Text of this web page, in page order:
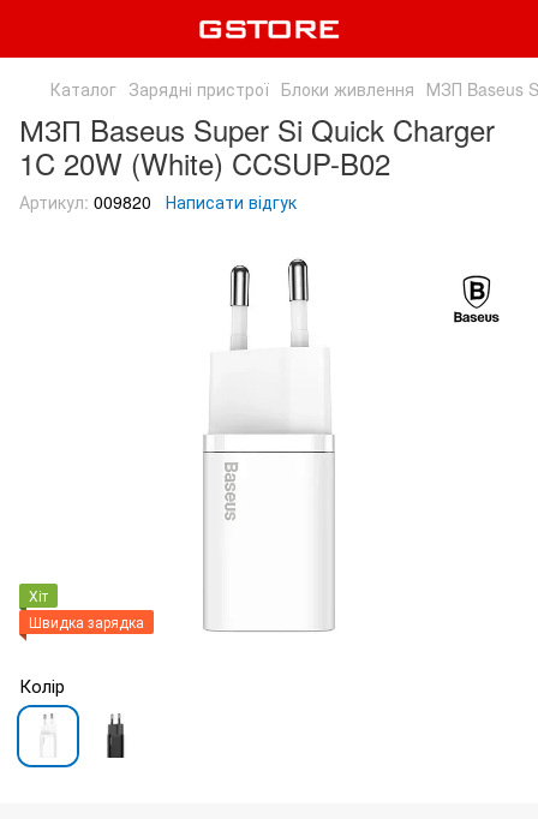
Каталог Зарядні пристрої Блоки живлення МЗП Baseus
МЗП Baseus Super Si Quick Charger
1C 20W (White) CCSUP-B02
Артикул: 009820 Написати відгук
Хіт
Швидка зарядка
Колір